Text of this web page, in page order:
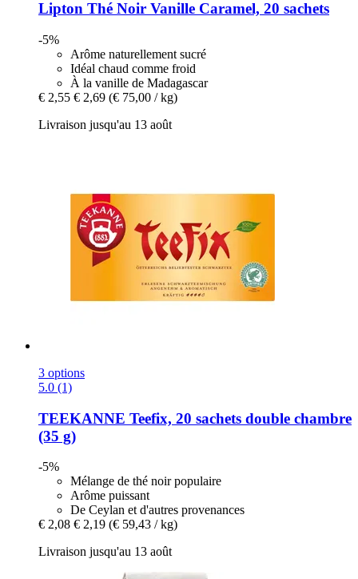
Lipton Thé Noir Vanille Caramel, 20 sachets
-5%
Arôme naturellement sucré
Idéal chaud comme froid
À la vanille de Madagascar
€ 2,55 € 2,69 (€ 75,00 / kg)
Livraison jusqu'au 13 août
3 options
5.0 (1)
TEEKANNE Teefix, 20 sachets double chambre
(35 g)
-5%
Mélange de thé noir populaire
Arôme puissant
De Ceylan et d'autres provenances
€ 2,08 € 2,19 (€ 59,43 / kg)
Livraison jusqu'au 13 août